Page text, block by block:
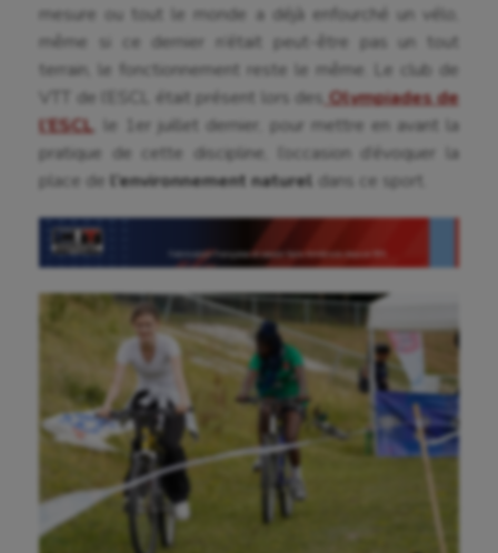
mesure ou tout le monde a déjà enfourché un vélo,
même si ce dernier n’était peut-être pas un tout
terrain, le fonctionnement reste le même. Le club de
VTT de l’ESCL était présent lors des Olympiades de
l’ESCL , le 1er juillet dernier, pour mettre en avant la
pratique de cette discipline, l’occasion d’évoquer la
place de l’environnement naturel dans ce sport.